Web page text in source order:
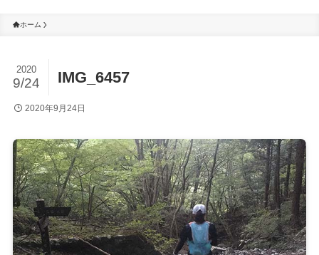
ホーム
IMG_6457
2020
9/24
2020年9月24日